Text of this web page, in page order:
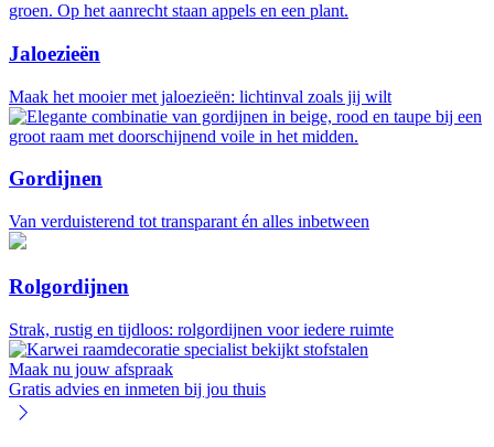
Jaloezieën
Maak het mooier met jaloezieën: lichtinval zoals jij wilt
Gordijnen
Van verduisterend tot transparant én alles inbetween
Rolgordijnen
Strak, rustig en tijdloos: rolgordijnen voor iedere ruimte
Maak nu jouw afspraak
Gratis advies en inmeten bij jou thuis